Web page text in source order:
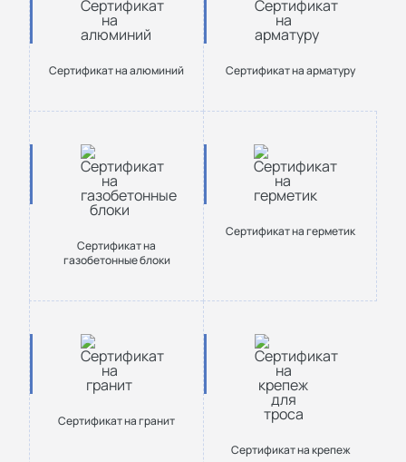
Сертификат на алюминий Сертификат на арматуру
Сертификат на
газобетонные блоки
Сертификат на герметик
Сертификат на гранит
Сертификат на крепеж